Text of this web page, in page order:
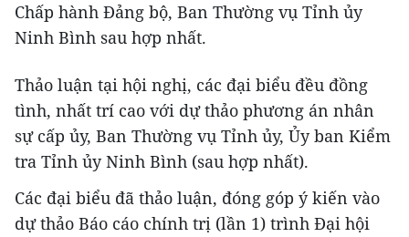
Chấp hành Đảng bộ, Ban Thường vụ Tỉnh ủy
Ninh Bình sau hợp nhất.
Thảo luận tại hội nghị, các đại biểu đều đồng
tình, nhất trí cao với dự thảo phương án nhân
sự cấp ủy, Ban Thường vụ Tỉnh ủy, Ủy ban Kiểm
tra Tỉnh ủy Ninh Bình (sau hợp nhất).
Các đại biểu đã thảo luận, đóng góp ý kiến vào
dự thảo Báo cáo chính trị (lần 1) trình Đại hội